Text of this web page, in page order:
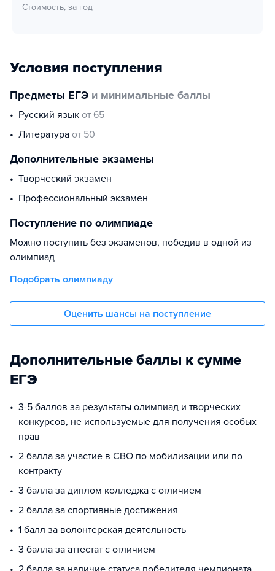
Стоимость, за год
Условия поступления
Предметы ЕГЭ и минимальные баллы
русский язык от 65
литература от 50
Дополнительные экзамены
Творческий экзамен
Профессиональный экзамен
Поступление по олимпиаде
Можно поступить без экзаменов, победив в одной из
олимпиад
Подобрать олимпиаду
Оценить шансы на поступление
Дополнительные баллы к сумме
ЕГЭ
3-5 баллов за результаты олимпиад и творческих
конкурсов, не используемые для получения особых
прав
2 балла за участие в СВО по мобилизации или по
контракту
3 балла за диплом колледжа с отличием
2 балла за спортивные достижения
1 балл за волонтерская деятельность
3 балла за аттестат с отличием